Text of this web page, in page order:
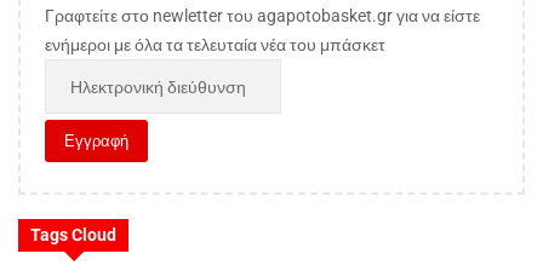
Γραφτείτε στο newletter του agapotobasket.gr για να είστε
ενήμεροι με όλα τα τελευταία νέα του μπάσκετ
Tags Cloud